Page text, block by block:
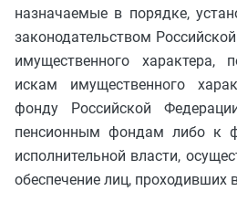
назначаемые в порядке,
законодательством
имущественного характера,
искам имущественного
фонду Российской
пенсионным фондам либо к
исполнительной власти,
обеспечение лиц, проходивших